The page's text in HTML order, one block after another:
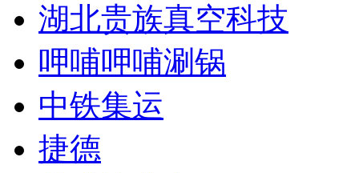
湖北贵族真空科技
呷哺呷哺涮锅
中铁集运
捷德